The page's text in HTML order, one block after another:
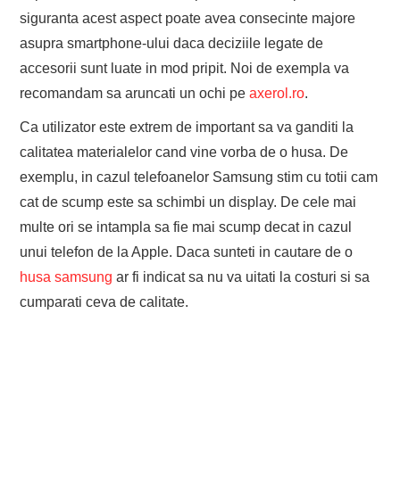
siguranta acest aspect poate avea consecinte majore
asupra smartphone-ului daca deciziile legate de
accesorii sunt luate in mod pripit. Noi de exempla va
recomandam sa aruncati un ochi peaxerol.ro.
Ca utilizator este extrem de important sa va ganditi la
calitatea materialelor cand vine vorba de o husa. De
exemplu, in cazul telefoanelor Samsung stim cu totii cam
cat de scump este sa schimbi un display. De cele mai
multe ori se intampla sa fie mai scump decat in cazul
unui telefon de la Apple. Daca sunteti in cautare de o
husa samsung ar fi indicat sa nu va uitati la costuri si sa
cumparati ceva de calitate.